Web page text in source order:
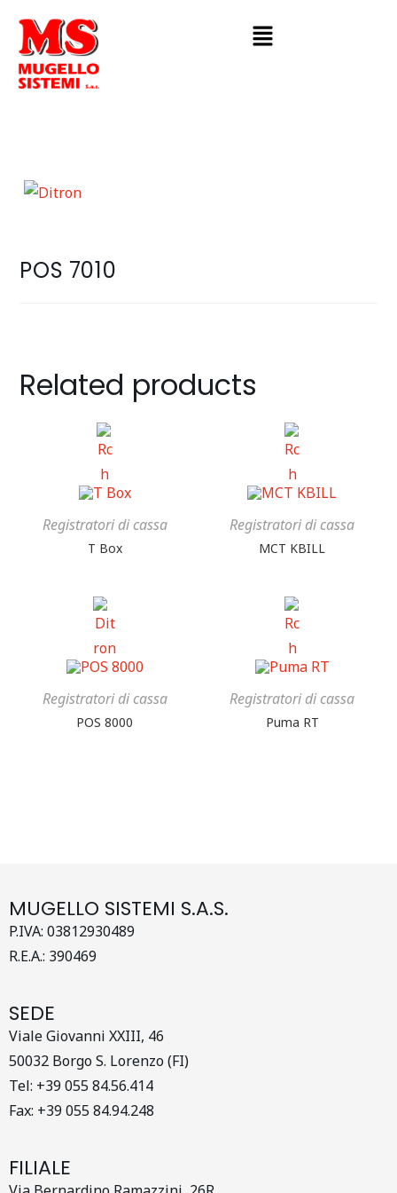
POS 7010
Related products
Registratori di cassa
T Box
Registratori di cassa
MCT KBILL
Registratori di cassa
POS 8000
Registratori di cassa
Puma RT
MUGELLO SISTEMI S.A.S.
P.IVA: 03812930489
R.E.A.: 390469
SEDE
Viale Giovanni XXIII, 46
50032 Borgo S. Lorenzo (FI)
Tel: +39 055 84.56.414
Fax: +39 055 84.94.248
FILIALE